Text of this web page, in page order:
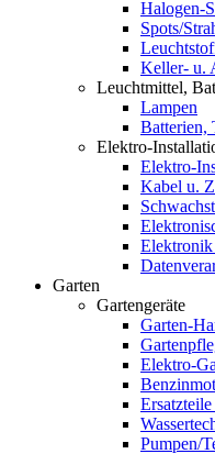
Halogen-
Spots/
Keller- u.
Leuchtmittel,
Lampen
Batterien,
Elektro-
Elektro-
Kabel u.
Garten
Gartengeräte
Garten-
Elektro-
Pumpen/